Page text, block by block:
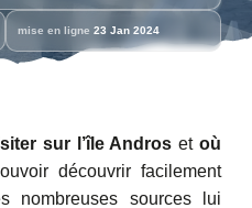
mise en ligne 23 Jan 2024
sur l’île Andros etoù
découvrir facilement
sources lui